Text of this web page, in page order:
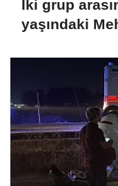
İki grup
yaşındaki